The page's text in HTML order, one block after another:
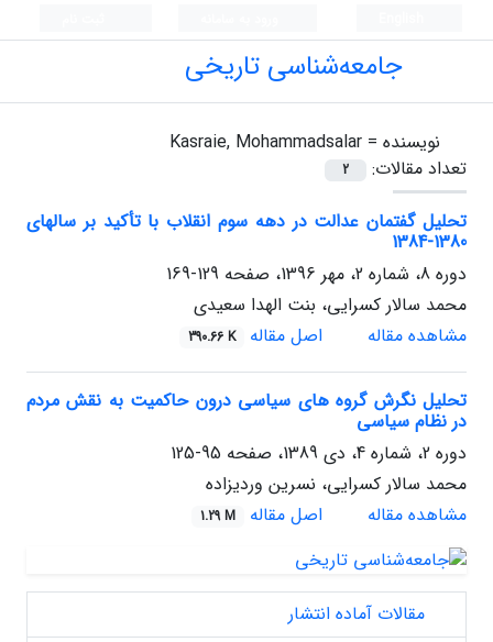
جامعه‌شناسی تاریخی
نویسنده = Kasraie, Mohammadsalar
تعداد مقالات:
2
تحلیل گفتمان عدالت در دهه سوم انقلاب با تأکید بر سال‏های
1380-1384
دوره 8، شماره 2، مهر 1396، صفحه
129-169
محمد سالار کسرایی، بنت الهدا سعیدی
مشاهده مقاله
اصل مقاله 390.66 K
تحلیل نگرش گروه های سیاسی درون حاکمیت به نقش مردم
در نظام سیاسی
دوره 2، شماره 4، دی 1389، صفحه
95-125
محمد سالار کسرایی، نسرین وردیزاده
مشاهده مقاله
اصل مقاله 1.29 M
مقالات آماده انتشار